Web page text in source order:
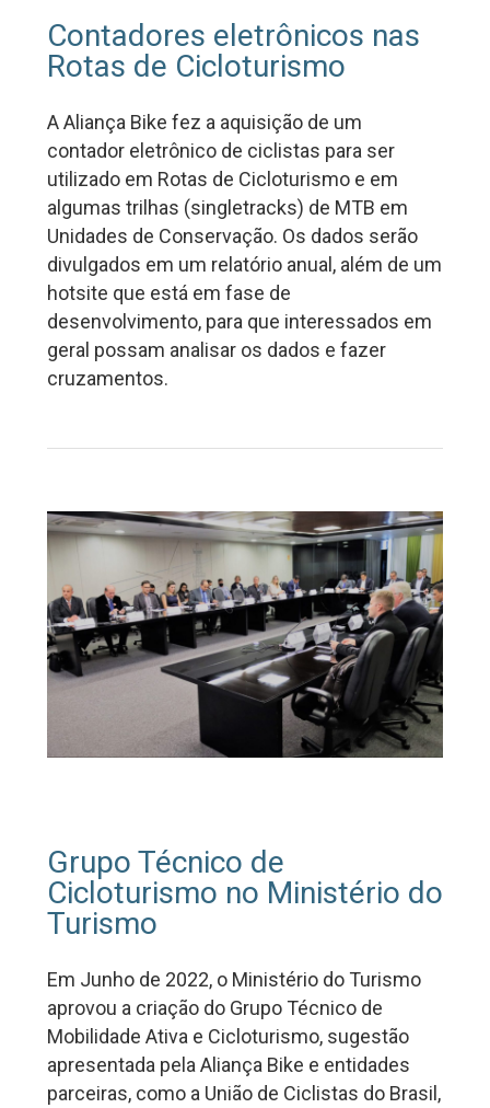
Contadores eletrônicos nas
Rotas de Cicloturismo
A Aliança Bike fez a aquisição de um
contador eletrônico de ciclistas para ser
utilizado em Rotas de Cicloturismo e em
algumas trilhas (singletracks) de MTB em
Unidades de Conservação. Os dados serão
divulgados em um relatório anual, além de um
hotsite que está em fase de
desenvolvimento, para que interessados em
geral possam analisar os dados e fazer
cruzamentos.
Grupo Técnico de
Cicloturismo no Ministério do
Turismo
Em Junho de 2022, o Ministério do Turismo
aprovou a criação do Grupo Técnico de
Mobilidade Ativa e Cicloturismo, sugestão
apresentada pela Aliança Bike e entidades
parceiras, como a União de Ciclistas do Brasil,